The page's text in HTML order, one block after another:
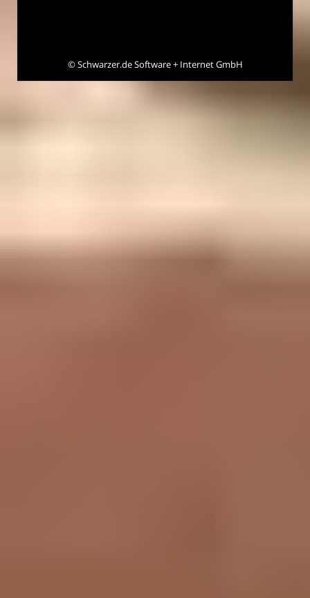
©Schwarzer.de Software + Internet GmbH